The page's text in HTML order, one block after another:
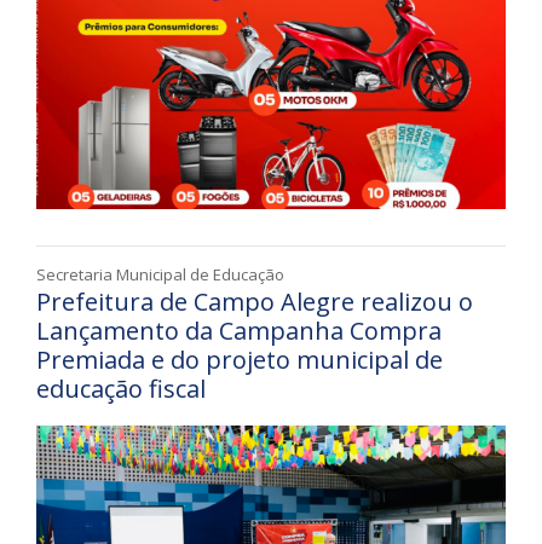
Secretaria Municipal de Educação
Prefeitura de Campo Alegre realizou o
Lançamento da Campanha Compra
Premiada e do projeto municipal de
educação fiscal